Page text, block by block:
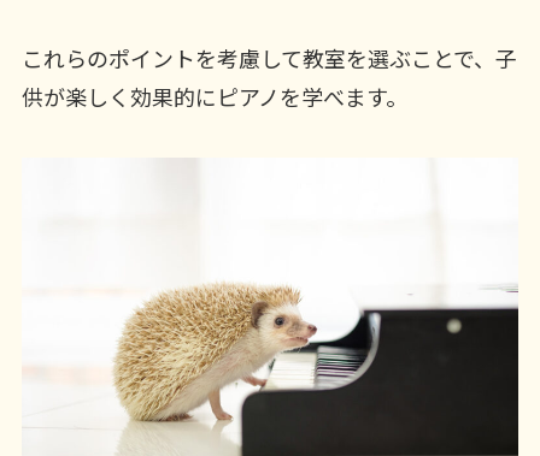
これらのポイントを考慮して教室を選ぶことで、子
供が楽しく効果的にピアノを学べます。